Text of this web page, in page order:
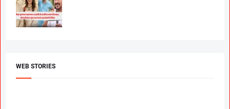
WEB STORIES